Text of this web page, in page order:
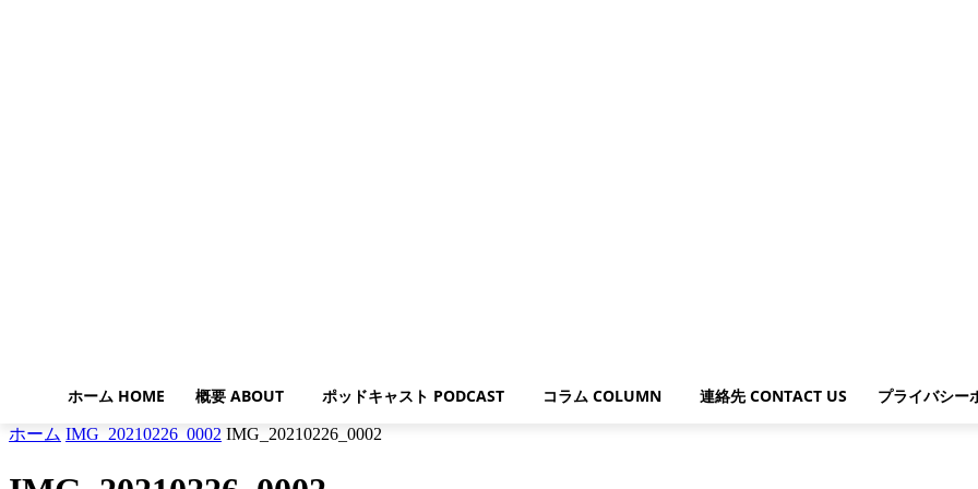
ホーム HOME 概要 ABOUT ポッドキャスト PODCAST コラム COLUMN 連絡先 CONTACT US プライバシー
ホーム IMG_20210226_0002 IMG_20210226_0002